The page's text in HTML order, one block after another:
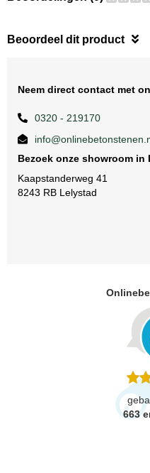
Beoordeel dit product
Neem direct contact met
0320 - 219170
Bezoek onze showroom in
Kaapstanderweg 41
8243 RB Lelystad
663